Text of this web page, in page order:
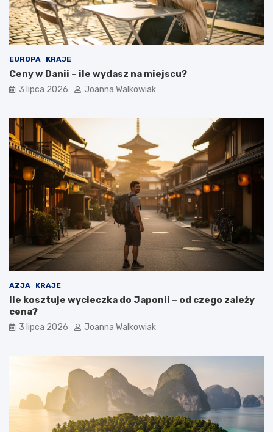
EUROPA KRAJE
Ceny w Danii – ile wydasz na miejscu?
3 lipca 2026 Joanna Walkowiak
AZJA KRAJE
Ile kosztuje wycieczka do Japonii – od czego zależy
cena?
3 lipca 2026 Joanna Walkowiak